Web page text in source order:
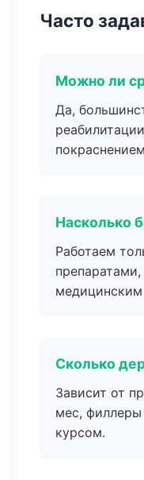
Часто
Можно ли
Да,
Насколько
Работаем
Сколько
Зависит от
мес,
курсом.